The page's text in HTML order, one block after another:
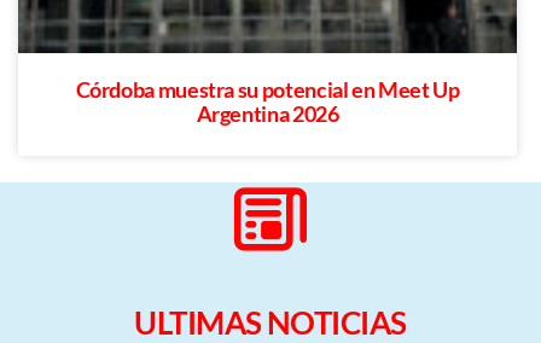
Córdoba muestra su potencial en Meet Up
Argentina 2026
ULTIMAS NOTICIAS